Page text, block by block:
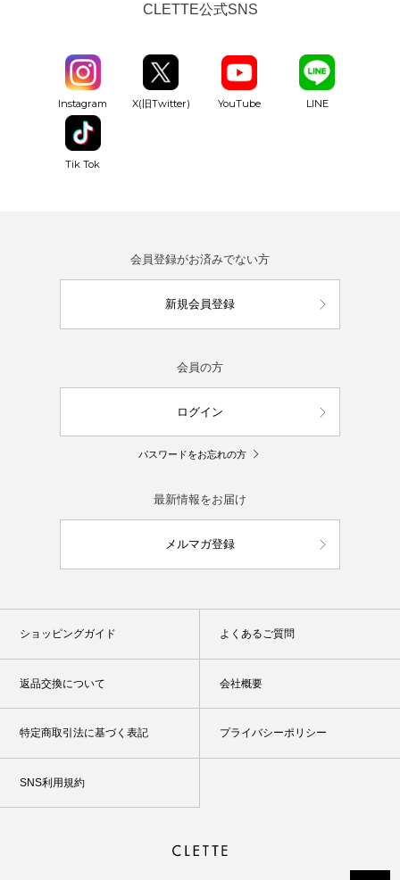
CLETTE公式SNS
Instagram X(旧Twitter) YouTube LINE
Tik Tok
会員登録がお済みでない方
新規会員登録
会員の方
ログイン
パスワードをお忘れの方
最新情報をお届け
メルマガ登録
ショッピングガイド よくあるご質問
返品交換について 会社概要
特定商取引法に基づく表記 プライバシーポリシー
SNS利用規約